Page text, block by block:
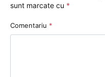
sunt marcate cu *
Comentariu *